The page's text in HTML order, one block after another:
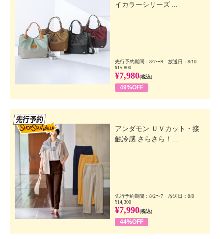
イカラーシリーズ ...
先行予約期間：8/7〜9 放送日：8/10
¥15,800
¥7,980(税込)
49%OFF
アンダモン ＵＶカット・接
触冷感 さらさら！...
先行予約期間：8/2〜7 放送日：8/8
¥14,300
¥7,990(税込)
44%OFF